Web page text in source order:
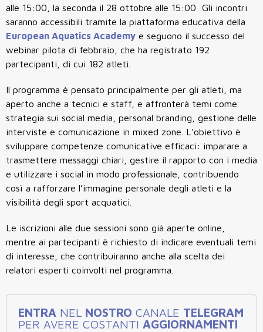
alle 15:00, la seconda il 28 ottobre alle 15:00 Gli incontri
saranno accessibili tramite la piattaforma educativa della
European Aquatics Academy e seguono il successo del
webinar pilota di febbraio, che ha registrato 192
partecipanti, di cui 182 atleti.
Il programma è pensato principalmente per gli atleti, ma
aperto anche a tecnici e staff, e affronterà temi come
strategia sui social media, personal branding, gestione delle
interviste e comunicazione in mixed zone. L’obiettivo è
sviluppare competenze comunicative efficaci: imparare a
trasmettere messaggi chiari, gestire il rapporto con i media
e utilizzare i social in modo professionale, contribuendo
così a rafforzare l’immagine personale degli atleti e la
visibilità degli sport acquatici.
Le iscrizioni alle due sessioni sono già aperte online,
mentre ai partecipanti è richiesto di indicare eventuali temi
di interesse, che contribuiranno anche alla scelta dei
relatori esperti coinvolti nel programma.
ENTRA NEL NOSTRO CANALE TELEGRAM
PER AVERE COSTANTI AGGIORNAMENTI